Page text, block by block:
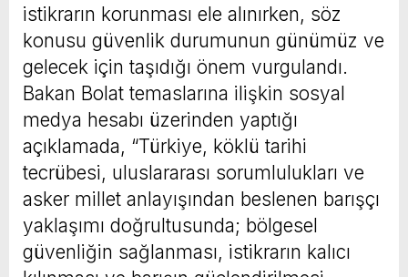
istikrarın korunması ele alınırken, söz
konusu güvenlik durumunun günümüz ve
gelecek için taşıdığı önem vurgulandı.
Bakan Bolat temaslarına ilişkin sosyal
medya hesabı üzerinden yaptığı
açıklamada, “Türkiye, köklü tarihi
tecrübesi, uluslararası sorumlulukları ve
asker millet anlayışından beslenen barışçı
yaklaşımı doğrultusunda; bölgesel
güvenliğin sağlanması, istikrarın kalıcı